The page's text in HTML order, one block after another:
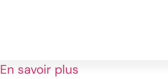
En savoir plus